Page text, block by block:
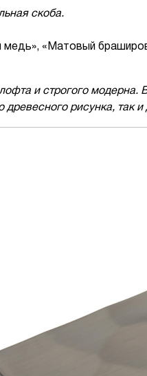
скоба.
медь», «Матовый
и строгого
древесного рисунка,